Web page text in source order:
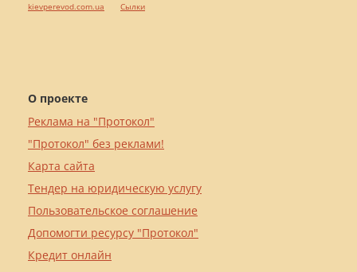
О проекте
Реклама на "Протокол"
"Протокол" без реклами!
Карта сайта
Тендер на юридическую услугу
Пользовательское соглашение
Допомогти ресурсу "Протокол"
Кредит онлайн
kievperevod.com.ua
Cылки